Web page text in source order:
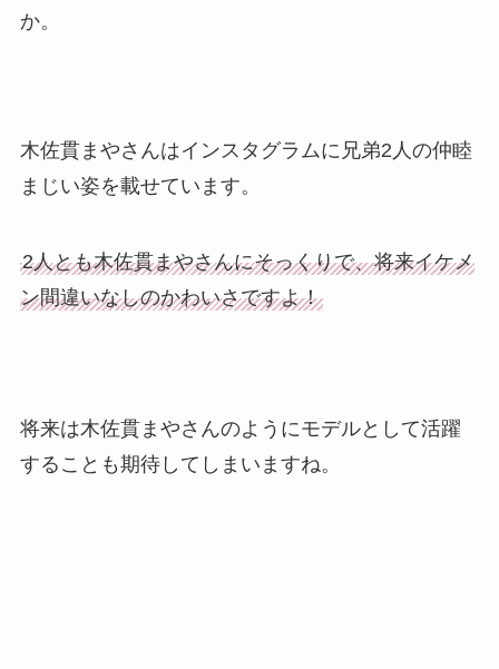
か。
木佐貫まやさんはインスタグラムに兄弟2人の仲睦
まじい姿を載せています。
2人とも木佐貫まやさんにそっくりで、将来イケメ
ン間違いなしのかわいさですよ！
将来は木佐貫まやさんのようにモデルとして活躍
することも期待してしまいますね。